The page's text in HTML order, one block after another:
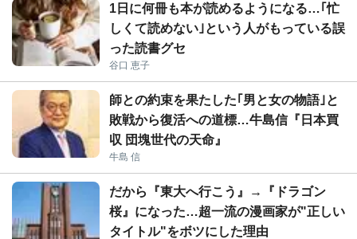
1日に何冊も本が読めるようになる…｢忙
しくて読めない｣という人がもっている誤
った読書グセ
谷口 恵子
師との約束を果たした｢男と女の物語｣と
敗戦から復活への道標…牛島信『日本買
収 団塊世代の天命』
牛島 信
だから『東大へ行こう』→『ドラゴン
桜』になった…超一流の漫画家が"正しい
タイトル"をボツにした理由